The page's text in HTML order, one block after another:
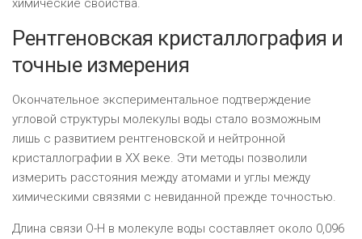
химические свойства.
Рентгеновская кристаллография и
точные измерения
Окончательное экспериментальное подтверждение
угловой структуры молекулы воды стало возможным
лишь с развитием рентгеновской и нейтронной
кристаллографии в XX веке. Эти методы позволили
измерить расстояния между атомами и углы между
химическими связями с невиданной прежде точностью.
Длина связи O-H в молекуле воды составляет около 0,096